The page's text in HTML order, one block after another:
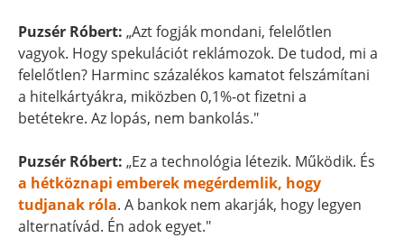
Puzsér Róbert: „Azt fogják mondani, felelőtlen
vagyok. Hogy spekulációt reklámozok. De tudod, mi a
felelőtlen? Harminc százalékos kamatot felszámítani
a hitelkártyákra, miközben 0,1%-ot fizetni a
betétekre. Az lopás, nem bankolás."
Puzsér Róbert: „Ez a technológia létezik. Működik. És
a hétköznapi emberek megérdemlik, hogy
tudjanak róla. A bankok nem akarják, hogy legyen
alternatívád. Én adok egyet."